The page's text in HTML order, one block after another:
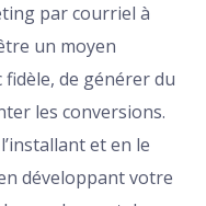
par courriel à
un moyen
de générer du
les conversions.
et en le
développant votre